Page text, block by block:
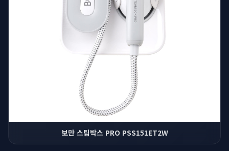
보만 스팀박스 PRO PSS151ET2W